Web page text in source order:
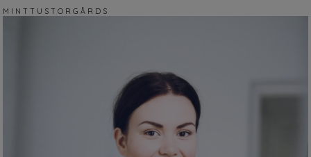
M I N T T U S T O R G Å R D S